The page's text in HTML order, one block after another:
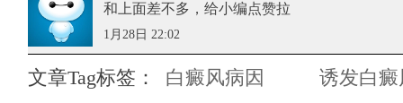
和上面差不多，给小编点赞拉
1月28日 22:02
文章Tag标签： 白癜风病因
诱发白癜